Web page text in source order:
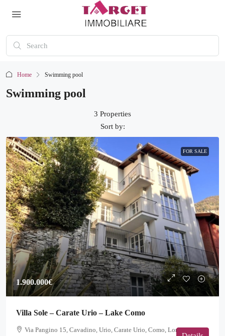
Home Swimming pool
Swimming pool
3 Properties
Sort by:
FOR SALE
1.900.000€
Villa Sole – Carate Urio – Lake Como
Via Pangino 15, Cavadino, Urio, Carate Urio, Como, Lombardia,